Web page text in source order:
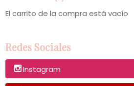
El carrito de la compra está vacío
Redes Sociales
Instagram